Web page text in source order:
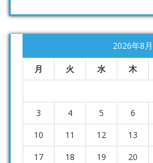
2026年8月
月 火 水 木
3
4 5 6
10
11 12 13
17
18 19 20